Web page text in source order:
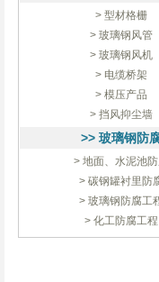
> 型材格栅
> 玻璃钢风管
> 玻璃钢风机
> 电缆桥架
> 模压产品
> 挡风抑尘墙
>> 玻璃钢防
> 地面、水泥池
> 碳钢罐衬里防
> 玻璃钢防腐工
> 化工防腐工程